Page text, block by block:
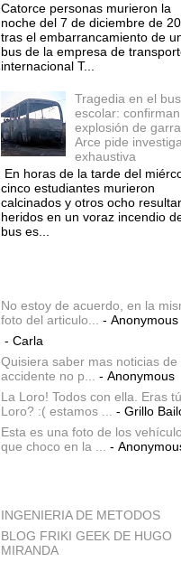
Catorce personas murieron la
noche del 7 de diciembre de
tras el embarrancamiento de
bus de la empresa de
internacional T...
Tragedia en el bus
escolar: confirman
explosión de
Arce pide
exhaustiva
En horas de la tarde del
cinco estudiantes murieron
calcinados y otros ocho
heridos en un voraz incendio
bus es...
No estoy de acuerdo, en la
foto del articulo...
- Anonymous
- Carla
Quisiera saber mas noticias de
accidente no p...
- Anonymous
La Loro! Todos con ella. Eras tú
Loro? :( estamos ...
- Grillo
Esta es una foto de los
que choco en la ...
-
INGENIERIA DE METODOS
BLOG FRIKI GEEK DE HUGO
MIRANDA